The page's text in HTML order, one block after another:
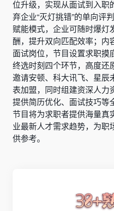
位升级，实现从面试到入职
弃企业“灭灯挑错”的单向评
赋能模式，企业可随时爆灯
酬，提升双向匹配效率；内
面试岗位，节目设置求职摸
终选时刻四个环节，高度还
邀请安顿、科大讯飞、星辰
表加盟，同时组建资深人力
提供简历优化、面试技巧等
节目将为求职者提供海量真
业最新人才需求趋势，为职
供参考。